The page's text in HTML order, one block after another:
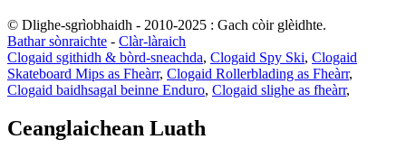
© Dlighe-sgrìobhaidh - 2010-2025 : Gach còir glèidhte.
Bathar sònraichte - Clàr-làraich
Clogaid sgithidh & bòrd-sneachda, Clogaid Spy Ski, Clogaid
Skateboard Mips as Fheàrr, Clogaid Rollerblading as Fheàrr,
Clogaid baidhsagal beinne Enduro, Clogaid slighe as fheàrr,
Ceanglaichean Luath